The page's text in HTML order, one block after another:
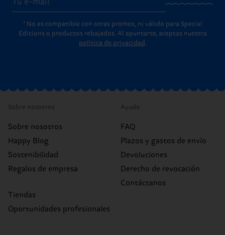
* No es compatible con otras promos, ni válido para Special
Editions o productos rebajados. Al apuntarte, aceptas nuestra
política de privacidad .
Sobre nosotros
Sobre nosotros
Happy Blog
Sostenibilidad
Regalos de empresa
Tiendas
Oportunidades profesionales
Ayuda
FAQ
Plazos y gastos de envío
Devoluciones
Derecho de revocación
Contáctanos